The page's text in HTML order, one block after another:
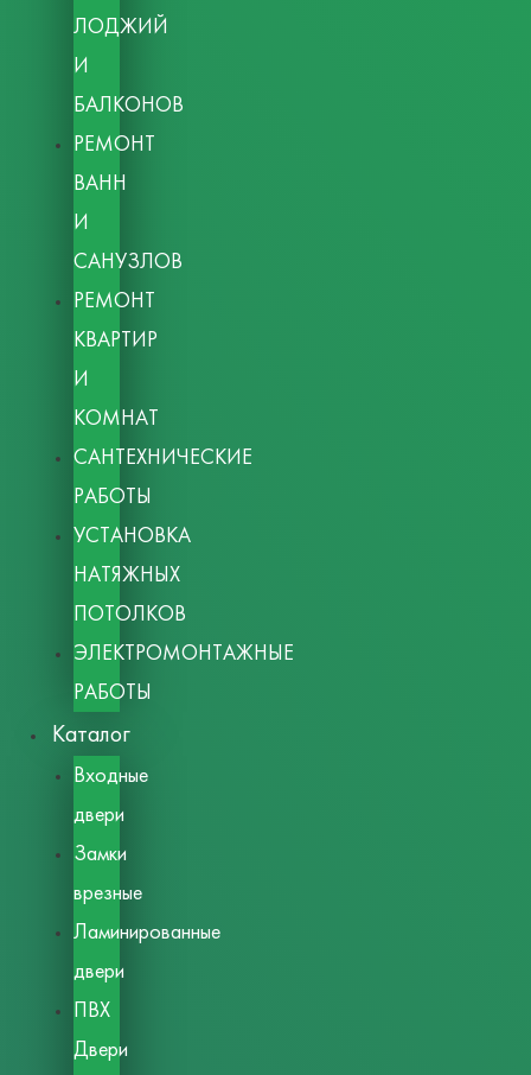
ЛОДЖИЙ
И
БАЛКОНОВ
РЕМОНТ
ВАНН
И
САНУЗЛОВ
РЕМОНТ
КВАРТИР
И
КОМНАТ
САНТЕХНИЧЕСКИЕ
РАБОТЫ
УСТАНОВКА
НАТЯЖНЫХ
ПОТОЛКОВ
ЭЛЕКТРОМОНТАЖНЫЕ
РАБОТЫ
Каталог
Входные
двери
Замки
врезные
Ламинированные
двери
ПВХ
Двери